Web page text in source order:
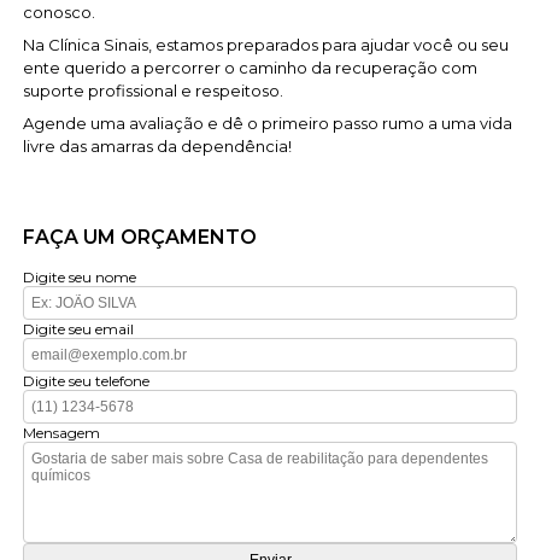
conosco.
Na Clínica Sinais, estamos preparados para ajudar você ou seu
ente querido a percorrer o caminho da recuperação com
suporte profissional e respeitoso.
Agende uma avaliação e dê o primeiro passo rumo a uma vida
livre das amarras da dependência!
FAÇA UM ORÇAMENTO
Digite seu nome
Digite seu email
Digite seu telefone
Mensagem